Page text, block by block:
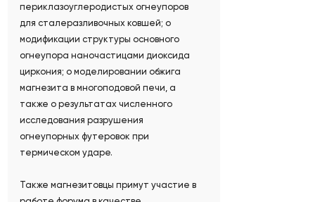
периклазоуглеродистых огнеупоров
для сталеразливочных ковшей; о
модификации структуры основного
огнеупора наночастицами диоксида
циркония; о моделировании обжига
магнезита в многоподовой печи, а
также о результатах численного
исследования разрушения
огнеупорных футеровок при
термическом ударе.
Также магнезитовцы примут участие в